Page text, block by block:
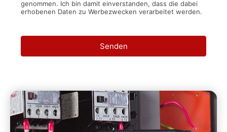
genommen. Ich bin damit einverstanden, dass die dabei
erhobenen Daten zu Werbezwecken verarbeitet werden.
Senden